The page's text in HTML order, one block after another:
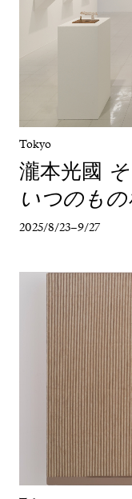
Tokyo
瀧本光國
いつのも
2025/8/23–9/27